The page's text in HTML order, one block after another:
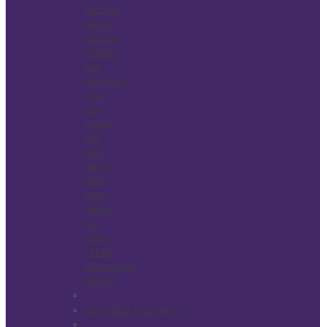
Start Epil
Stavver
Sun Luxe
SYSTEM
Ta2
TannyMax
Tayo
TIGI
Titania
TNL
Uno
Valera
Wahl
Wella
Yellow
Yes
YOKO
YS Park
ZOO Nail Art
Другие
ДОСТАВКА И ОПЛАТА